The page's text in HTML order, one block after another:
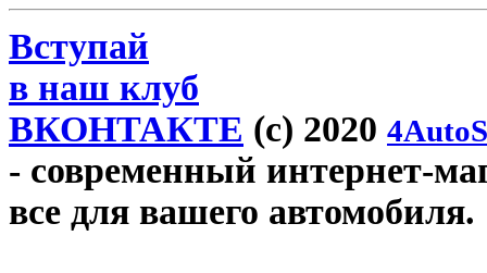
Вступай
в наш клуб
ВКОНТАКТЕ (c) 2020
- современный интернет-
все для вашего автомобиля.